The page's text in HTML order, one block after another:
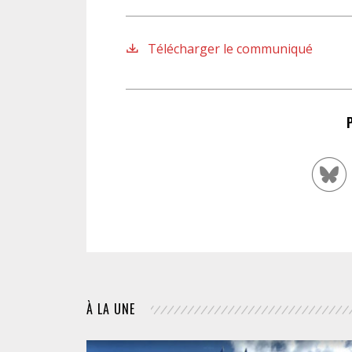
Télécharger le communiqué
À LA UNE